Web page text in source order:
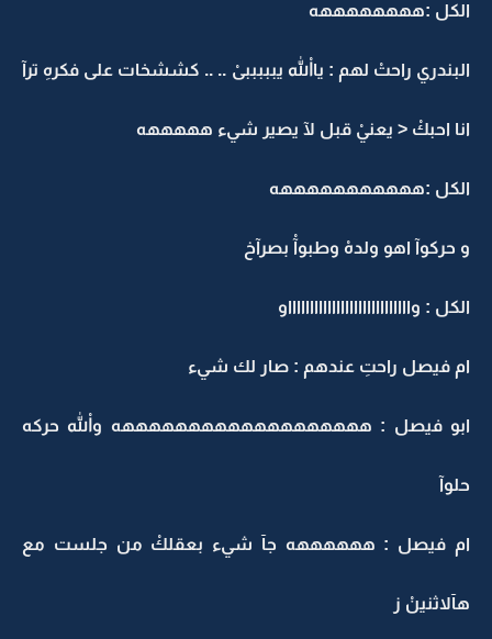
الكل :ههههههههه
البندري راحتْ لهم : يااللهْ يبببببىْ .. .. كششخات على فكرهِ ترآ
انا احبكْ < يعنيْ قبل لآ يصير شيء هههههه
الكل :هههههههههههه
و حركوآ اهو ولدهْ وطبوآْ بصرآخ
الكل : وااااااااااااااااااااااااااااو
ام فيصل راحتِ عندهم : صار لك شيء
ابو فيصل : هههههههههههههههههههه واللهْ حركه
حلوآ
ام فيصل : ههههههه جآ شيء بعقلكْ من جلست مع
هآلاثنينْ ز